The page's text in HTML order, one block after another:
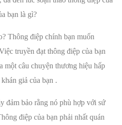
bạn là gì?
Thông điệp chính bạn muốn
truyền đạt thông điệp của bạn
một câu chuyện thương hiệu hấp
giả của bạn .
đảm bảo rằng nó phù hợp với sứ
điệp của bạn phải nhất quán